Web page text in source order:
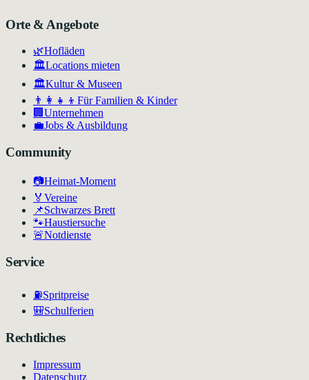
Orte & Angebote
🌿Hofläden
🏛️Locations mieten
🏛Kultur & Museen
👨‍👩‍👧‍👦 Für Familien & Kinder
🏢 Unternehmen
💼Jobs & Ausbildung
Community
📷Heimat-Moment
🏅 Vereine
📌Schwarzes Brett
🐾Haustiersuche
🚨Notdienste
Service
⛽Spritpreise
🎒Schulferien
Rechtliches
Impressum
Datenschutz